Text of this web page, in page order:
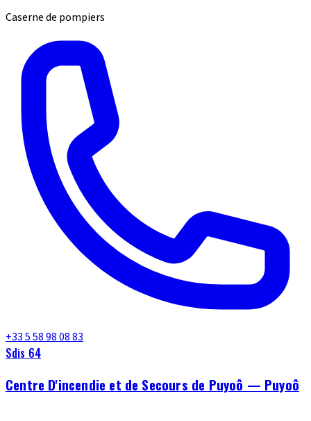
Caserne de pompiers
+33 5 58 98 08 83
Sdis 64
Centre D'incendie et de Secours de Puyoô — Puyoô